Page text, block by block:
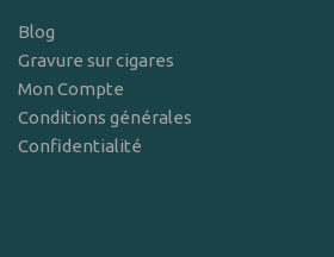
Blog
Gravure sur cigares
Mon Compte
Conditions générales
Confidentialité